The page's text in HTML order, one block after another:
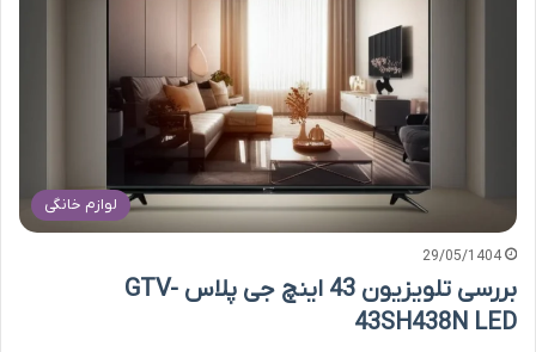
لوازم خانگی
29/05/1404
بررسی تلویزیون 43 اینچ جی پلاس GTV-
43SH438N LED